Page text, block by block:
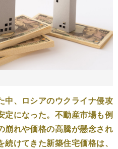
中、ロシアのウクライナ侵攻
定になった。不動産市場も例
崩れや価格の高騰が懸念され
けてきた新築住宅価格は、